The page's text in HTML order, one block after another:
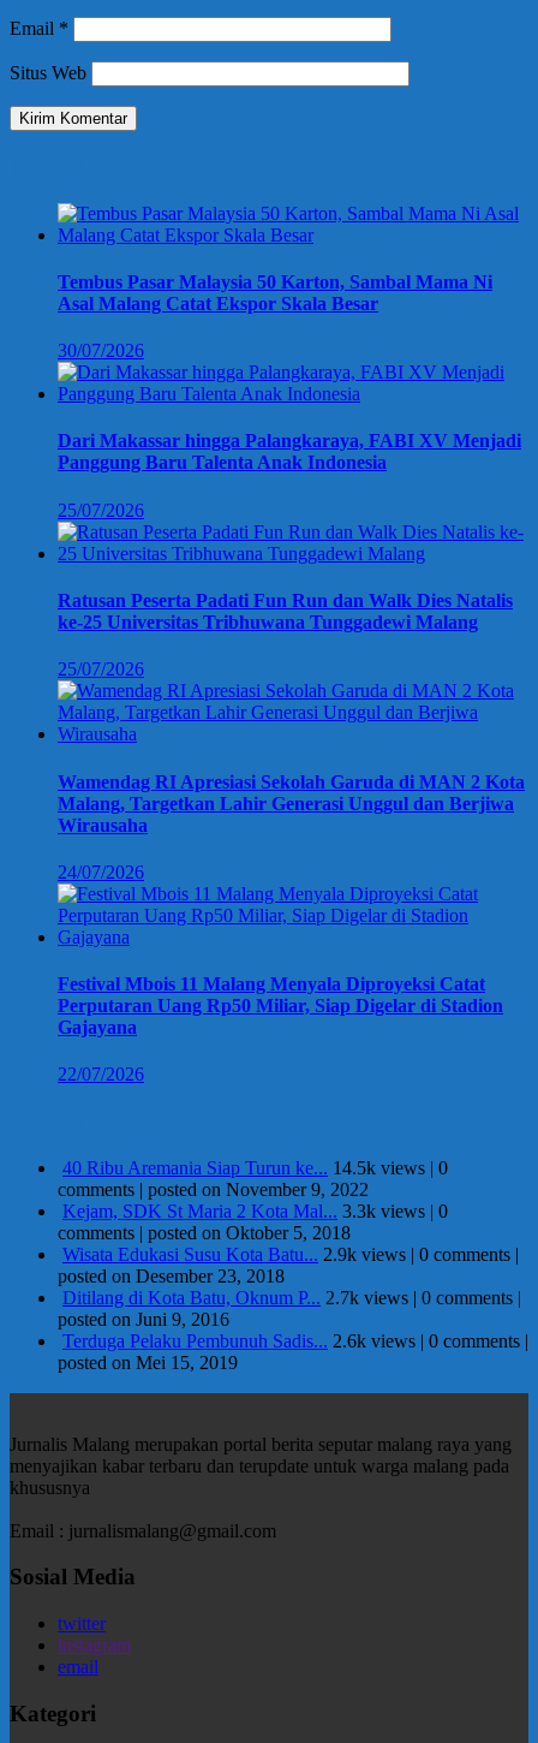
Email *
Situs Web
Tembus Pasar Malaysia 50 Karton, Sambal Mama Ni
Asal Malang Catat Ekspor Skala Besar
30/07/2026
Dari Makassar hingga Palangkaraya, FABI XV Menjadi
Panggung Baru Talenta Anak Indonesia
25/07/2026
Ratusan Peserta Padati Fun Run dan Walk Dies Natalis
ke-25 Universitas Tribhuwana Tunggadewi Malang
25/07/2026
Wamendag RI Apresiasi Sekolah Garuda di MAN 2 Kota
Malang, Targetkan Lahir Generasi Unggul dan Berjiwa
Wirausaha
24/07/2026
Festival Mbois 11 Malang Menyala Diproyeksi Catat
Perputaran Uang Rp50 Miliar, Siap Digelar di Stadion
Gajayana
22/07/2026
40 Ribu Aremania Siap Turun ke... 14.5k views | 0
comments | posted on November 9, 2022
Kejam, SDK St Maria 2 Kota Mal... 3.3k views | 0
comments | posted on Oktober 5, 2018
Wisata Edukasi Susu Kota Batu... 2.9k views | 0 comments |
posted on Desember 23, 2018
Ditilang di Kota Batu, Oknum P... 2.7k views | 0 comments |
posted on Juni 9, 2016
Terduga Pelaku Pembunuh Sadis... 2.6k views | 0 comments |
posted on Mei 15, 2019
Jurnalis Malang merupakan portal berita seputar malang raya yang
menyajikan kabar terbaru dan terupdate untuk warga malang pada
khususnya
Email : jurnalismalang@gmail.com
Sosial Media
twitter
instagram
email
Kategori